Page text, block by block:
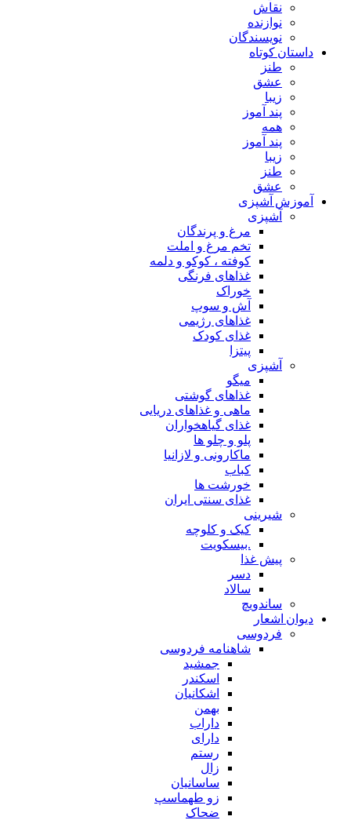
نقاش
نوازنده
نویسندگان
داستان کوتاه
طنز
عشق
زیبا
پند آموز
همه
پند آموز
زیبا
طنز
عشق
آموزش آشپزی
آشپزی
مرغ و پرندگان
تخم مرغ و املت
کوفته ، کوکو و دلمه
غذاهای فرنگی
خوراک
آش و سوپ
غذاهای رژیمی
غذای کودک
پیتزا
آشپزی
میگو
غذاهای گوشتی
ماهی و غذاهای دریایی
غذای گیاهخواران
پلو و چلو ها
ماکارونی و لازانیا
کباب
خورشت ها
غذای سنتی ایران
شیرینی
کیک و کلوچه
.بیسکویت
پیش غذا
دسر
سالاد
ساندویچ
دیوان اشعار
فردوسی
شاهنامه فردوسی
جمشید
اسکندر
اشکانیان
بهمن
داراب
دارای
رستم
زال
ساسانیان
زو طهماسپ‏
ضحاک